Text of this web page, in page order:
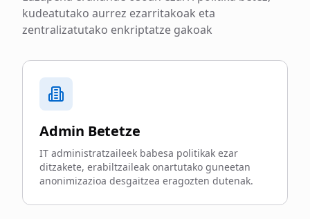
kudeatutako aurrez ezarritakoak eta
zentralizatutako enkriptatze gakoak
Admin Betetze
IT administratzaileek babesa politikak ezar
ditzakete, erabiltzaileak onartutako guneetan
anonimizazioa desgaitzea eragozten dutenak.